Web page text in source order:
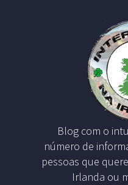
Blog com o
número de
pessoas que
Irlanda ou